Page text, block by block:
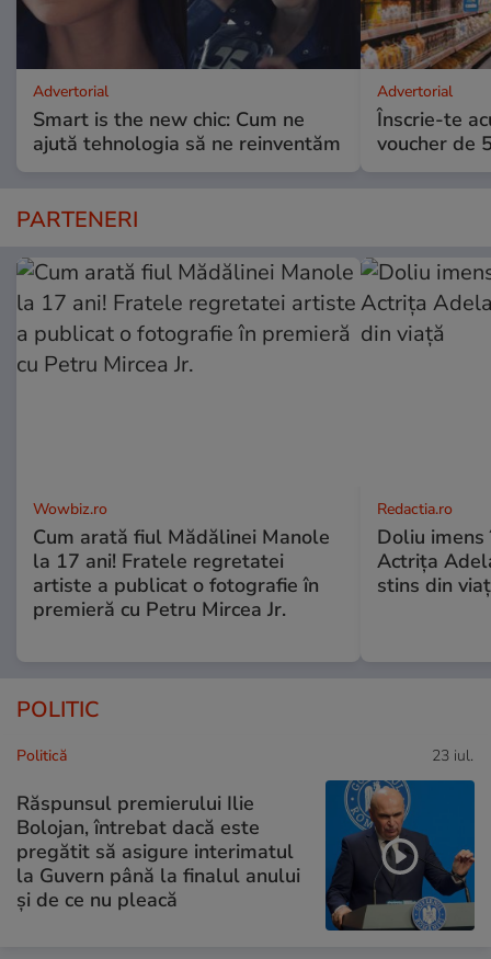
Advertorial
Smart is the new chic: Cum ne
ajută tehnologia să ne reinventăm
Advertorial
Înscrie-te
voucher de
PARTENERI
Wowbiz.ro
Cum arată fiul Mădălinei Manole
la 17 ani! Fratele regretatei
artiste a publicat o fotografie în
premieră cu Petru Mircea Jr.
Redactia.ro
Doliu
Actrița
stins din
POLITIC
Politică 23 iul.
Răspunsul premierului Ilie
Bolojan, întrebat dacă este
pregătit să asigure interimatul
la Guvern până la finalul anului
și de ce nu pleacă